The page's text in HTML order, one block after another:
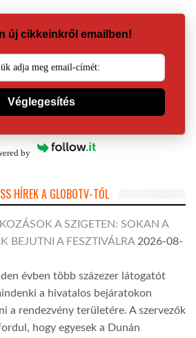
új cikkeinkről emailben!
Véglegesítés
by
HÍREK A GLOBOTV-TŐL
A SZIGETEN: SOKAN A
BEJUTNI A FESZTIVÁLRA 2026-08-
évben több százezer látogatót
a hivatalos bejáratokon
a rendezvény területére. A szervezők
hogy egyesek a Dunán